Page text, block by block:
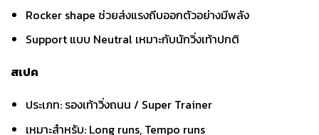
Rocker shape ช่วยส่งแรงถีบออกตัวอย่างมีพลัง
Support แบบ Neutral เหมาะกับนักวิ่งเท้าปกติ
สเปค
ประเภท: รองเท้าวิ่งถนน / Super Trainer
เหมาะสำหรับ: Long runs, Tempo runs